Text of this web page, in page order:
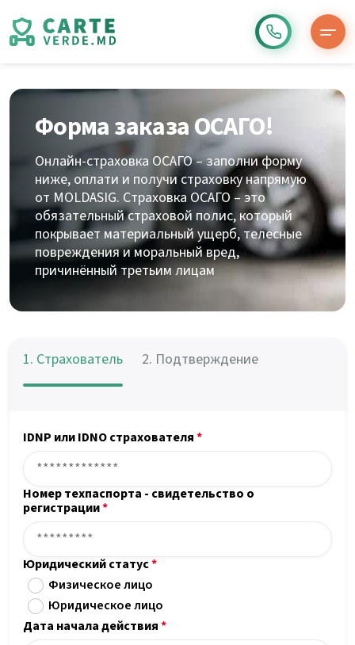
Форма заказа ОСАГО!
Онлайн-страховка ОСАГО – заполни форму
ниже, оплати и получи страховку напрямую
от MOLDASIG. Страховка ОСАГО – это
обязательный страховой полис, который
покрывает материальный ущерб, телесные
повреждения и моральный вред,
причинённый третьим лицам
1. Страхователь 2. Подтверждение
IDNP или IDNO страхователя*
Номер техпаспорта - свидетельство о
регистрации*
Юридический статус*
Физическое лицо
Юридическое лицо
Дата начала действия*